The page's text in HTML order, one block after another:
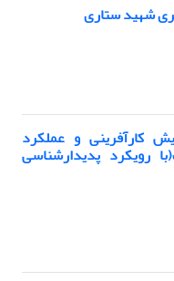
شهید ستاری
کارآفرینی و عملکرد
رویکرد پدیدارشناسی